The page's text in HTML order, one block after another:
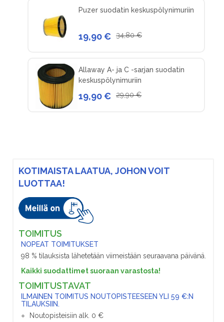
KOTIMAISTA LAATUA, JOHON VOIT
LUOTTAA!
TOIMITUS
NOPEAT TOIMITUKSET
98 % tilauksista lähetetään viimeistään seuraavana päivänä.
Kaikki suodattimet suoraan varastosta!
TOIMITUSTAVAT
ILMAINEN TOIMITUS NOUTOPISTEESEEN YLI 59 €:N
TILAUKSIIN.
Noutopisteisiin alk. 0 €
Puzer suodatin keskuspölynimuriin
19,90 € 34,80 €
Allaway A- ja C -sarjan suodatin
keskuspölynimuriin
19,90 € 29,90 €